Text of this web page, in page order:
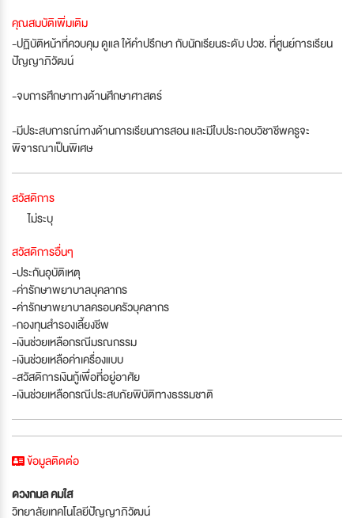
คุณสมบัติเพิ่มเติม
-ปฏิบัติหน้าที่ควบคุม ดูแล ให้คำปรึกษา กับนักเรียนระดับ ปวช. ที่ศูนย์การเรียน
ปัญญาภิวัฒน์
-จบการศึกษาทางด้านศึกษาศาสตร์
-มีประสบการณ์ทางด้านการเรียนการสอน และมีใบประกอบวิชาชีพครูจะ
พิจารณาเป็นพิเศษ
สวัสดิการ
ไม่ระบุ
สวัสดิการอื่นๆ
-ประกันอุบัติเหตุ
-ค่ารักษาพยาบาลบุคลากร
-ค่ารักษาพยาบาลครอบครัวบุคลากร
-กองทุนสำรองเลี้ยงชีพ
-เงินช่วยเหลือกรณีมรณกรรม
-เงินช่วยเหลือค่าเครื่องแบบ
-สวัสดิการเงินกู้เพื่อที่อยู่อาศัย
-เงินช่วยเหลือกรณีประสบภัยพิบัติทางธรรมชาติ
ข้อมูลติดต่อ
ดวงกมล คมใส
วิทยาลัยเทคโนโลยีปัญญาภิวัฒน์